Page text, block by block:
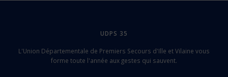
UDPS 35
L'Union Départementale de Premiers Secours d'Ille et Vilaine vous
forme toute l'année aux gestes qui sauvent.